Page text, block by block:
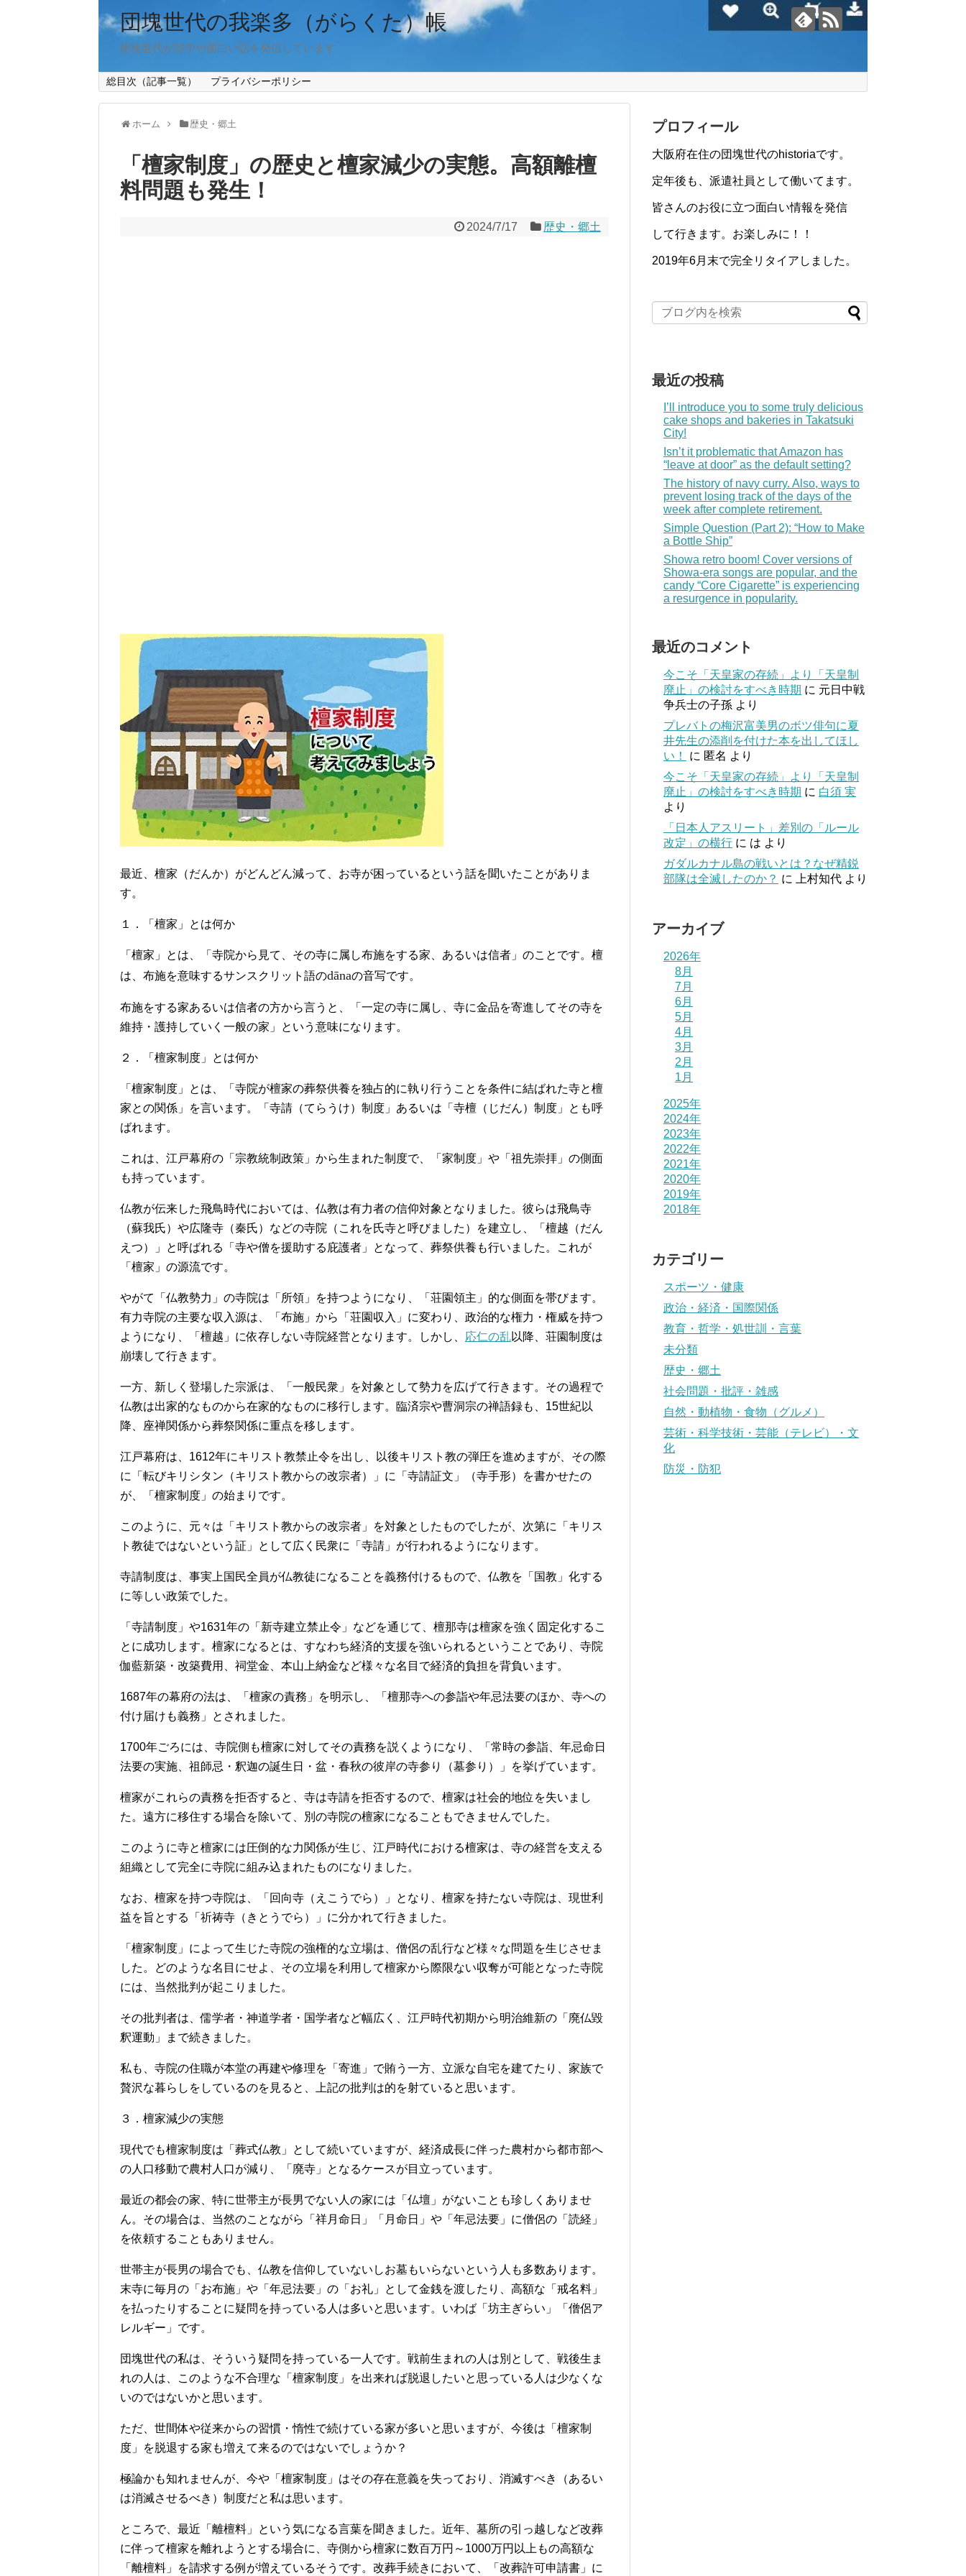
団塊世代の我楽多（がらくた）帳
団塊世代が雑学や面白い話を発信しています
総目次（記事一覧） プライバシーポリシー
ホーム 歴史・郷土
「檀家制度」の歴史と檀家減少の実態。高額離檀
料問題も発生！
2024/7/17 歴史・郷土
最近、檀家（だんか）がどんどん減って、お寺が困っているという話を聞いたことがありま
す。
１．「檀家」とは何か
「檀家」とは、「寺院から見て、その寺に属し布施をする家、あるいは信者」のことです。檀
は、布施を意味するサンスクリット語のdānaの音写です。
布施をする家あるいは信者の方から言うと、「一定の寺に属し、寺に金品を寄進してその寺を
維持・護持していく一般の家」という意味になります。
２．「檀家制度」とは何か
「檀家制度」とは、「寺院が檀家の葬祭供養を独占的に執り行うことを条件に結ばれた寺と檀
家との関係」を言います。「寺請（てらうけ）制度」あるいは「寺檀（じだん）制度」とも呼
ばれます。
これは、江戸幕府の「宗教統制政策」から生まれた制度で、「家制度」や「祖先崇拝」の側面
も持っています。
仏教が伝来した飛鳥時代においては、仏教は有力者の信仰対象となりました。彼らは飛鳥寺
（蘇我氏）や広隆寺（秦氏）などの寺院（これを氏寺と呼びました）を建立し、「檀越（だん
えつ）」と呼ばれる「寺や僧を援助する庇護者」となって、葬祭供養も行いました。これが
「檀家」の源流です。
やがて「仏教勢力」の寺院は「所領」を持つようになり、「荘園領主」的な側面を帯びます。
有力寺院の主要な収入源は、「布施」から「荘園収入」に変わり、政治的な権力・権威を持つ
ようになり、「檀越」に依存しない寺院経営となります。しかし、 応仁の乱以降、荘園制度は
崩壊して行きます。
一方、新しく登場した宗派は、「一般民衆」を対象として勢力を広げて行きます。その過程で
仏教は出家的なものから在家的なものに移行します。臨済宗や曹洞宗の禅語録も、15世紀以
降、座禅関係から葬祭関係に重点を移します。
江戸幕府は、1612年にキリスト教禁止令を出し、以後キリスト教の弾圧を進めますが、その際
に「転びキリシタン（キリスト教からの改宗者）」に「寺請証文」（寺手形）を書かせたの
が、「檀家制度」の始まりです。
このように、元々は「キリスト教からの改宗者」を対象としたものでしたが、次第に「キリス
ト教徒ではないという証」として広く民衆に「寺請」が行われるようになります。
寺請制度は、事実上国民全員が仏教徒になることを義務付けるもので、仏教を「国教」化する
に等しい政策でした。
「寺請制度」や1631年の「新寺建立禁止令」などを通じて、檀那寺は檀家を強く固定化するこ
とに成功します。檀家になるとは、すなわち経済的支援を強いられるということであり、寺院
伽藍新築・改築費用、祠堂金、本山上納金など様々な名目で経済的負担を背負います。
1687年の幕府の法は、「檀家の責務」を明示し、「檀那寺への参詣や年忌法要のほか、寺への
付け届けも義務」とされました。
1700年ごろには、寺院側も檀家に対してその責務を説くようになり、「常時の参詣、年忌命日
法要の実施、祖師忌・釈迦の誕生日・盆・春秋の彼岸の寺参り（墓参り）」を挙げています。
檀家がこれらの責務を拒否すると、寺は寺請を拒否するので、檀家は社会的地位を失いまし
た。遠方に移住する場合を除いて、別の寺院の檀家になることもできませんでした。
このように寺と檀家には圧倒的な力関係が生じ、江戸時代における檀家は、寺の経営を支える
組織として完全に寺院に組み込まれたものになりました。
なお、檀家を持つ寺院は、「回向寺（えこうでら）」となり、檀家を持たない寺院は、現世利
益を旨とする「祈祷寺（きとうでら）」に分かれて行きました。
「檀家制度」によって生じた寺院の強権的な立場は、僧侶の乱行など様々な問題を生じさせま
した。どのような名目にせよ、その立場を利用して檀家から際限ない収奪が可能となった寺院
には、当然批判が起こりました。
その批判者は、儒学者・神道学者・国学者など幅広く、江戸時代初期から明治維新の「廃仏毀
釈運動」まで続きました。
私も、寺院の住職が本堂の再建や修理を「寄進」で賄う一方、立派な自宅を建てたり、家族で
贅沢な暮らしをしているのを見ると、上記の批判は的を射ていると思います。
３．檀家減少の実態
現代でも檀家制度は「葬式仏教」として続いていますが、経済成長に伴った農村から都市部へ
の人口移動で農村人口が減り、「廃寺」となるケースが目立っています。
最近の都会の家、特に世帯主が長男でない人の家には「仏壇」がないことも珍しくありませ
ん。その場合は、当然のことながら「祥月命日」「月命日」や「年忌法要」に僧侶の「読経」
を依頼することもありません。
世帯主が長男の場合でも、仏教を信仰していないしお墓もいらないという人も多数あります。
末寺に毎月の「お布施」や「年忌法要」の「お礼」として金銭を渡したり、高額な「戒名料」
を払ったりすることに疑問を持っている人は多いと思います。いわば「坊主ぎらい」「僧侶ア
レルギー」です。
団塊世代の私は、そういう疑問を持っている一人です。戦前生まれの人は別として、戦後生ま
れの人は、このような不合理な「檀家制度」を出来れば脱退したいと思っている人は少なくな
いのではないかと思います。
ただ、世間体や従来からの習慣・惰性で続けている家が多いと思いますが、今後は「檀家制
度」を脱退する家も増えて来るのではないでしょうか？
極論かも知れませんが、今や「檀家制度」はその存在意義を失っており、消滅すべき（あるい
は消滅させるべき）制度だと私は思います。
ところで、最近「離檀料」という気になる言葉を聞きました。近年、墓所の引っ越しなど改葬
に伴って檀家を離れようとする場合に、寺側から檀家に数百万円～1000万円以上もの高額な
「離檀料」を請求する例が増えているそうです。改葬手続きにおいて、「改葬許可申請書」に
プロフィール
大阪府在住の団塊世代のhistoriaです。
定年後も、派遣社員として働いてます。
皆さんのお役に立つ面白い情報を発信
して行きます。お楽しみに！！
2019年6月末で完全リタイアしました。
最近の投稿
I’ll introduce you to some truly delicious
cake shops and bakeries in Takatsuki
City!
Isn’t it problematic that Amazon has
“leave at door” as the default setting?
The history of navy curry. Also, ways to
prevent losing track of the days of the
week after complete retirement.
Simple Question (Part 2): “How to Make
a Bottle Ship”
Showa retro boom! Cover versions of
Showa-era songs are popular, and the
candy “Core Cigarette” is experiencing
a resurgence in popularity.
最近のコメント
今こそ「天皇家の存続」より「天皇制
廃止」の検討をすべき時期 に 元日中戦
争兵士の子孫 より
プレバトの梅沢富美男のボツ俳句に夏
井先生の添削を付けた本を出してほし
い！
に 匿名 より
今こそ「天皇家の存続」より「天皇制
廃止」の検討をすべき時期 に 白須 実
より
「日本人アスリート」差別の「ルール
改定」の横行 に は より
ガダルカナル島の戦いとは？なぜ精鋭
部隊は全滅したのか？ に 上村知代 より
アーカイブ
2026年
8月
7月
6月
5月
4月
3月
2月
1月
2025年
2024年
2023年
2022年
2021年
2020年
2019年
2018年
カテゴリー
スポーツ・健康
政治・経済・国際関係
教育・哲学・処世訓・言葉
未分類
歴史・郷土
社会問題・批評・雑感
自然・動植物・食物（グルメ）
芸術・科学技術・芸能（テレビ）・文
化
防災・防犯